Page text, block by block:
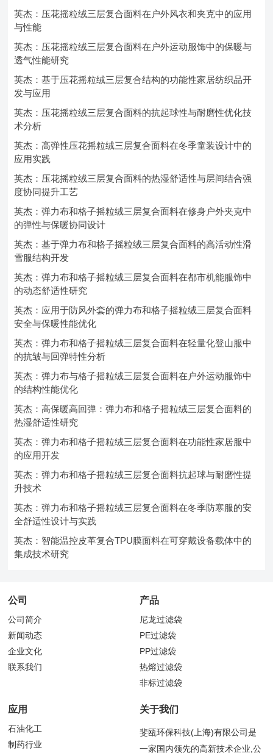
英杰：压花摇粒绒三层复合面料在户外风衣和夹克中的应用
与性能
英杰：压花摇粒绒三层复合面料在户外运动服饰中的保暖与
透气性能研究
英杰：基于压花摇粒绒三层复合结构的功能性家居纺织品开
发与应用
英杰：压花摇粒绒三层复合面料的抗起球性与耐磨性优化技
术分析
英杰：高弹性压花摇粒绒三层复合面料在冬季童装设计中的
应用实践
英杰：压花摇粒绒三层复合面料的热湿舒适性与层间结合强
度协同提升工艺
英杰：弹力布和格子摇粒绒三层复合面料在修身户外夹克中
的弹性与保暖协同设计
英杰：基于弹力布和格子摇粒绒三层复合面料的高活动性滑
雪服结构开发
英杰：弹力布和格子摇粒绒三层复合面料在都市机能服饰中
的动态舒适性研究
英杰：应用于防风外套的弹力布和格子摇粒绒三层复合面料
安全与保暖性能优化
英杰：弹力布和格子摇粒绒三层复合面料在轻量化登山服中
的抗皱与回弹特性分析
英杰：弹力布与格子摇粒绒三层复合面料在户外运动服饰中
的结构性能优化
英杰：高保暖高回弹：弹力布和格子摇粒绒三层复合面料的
热湿舒适性研究
英杰：弹力布和格子摇粒绒三层复合面料在功能性家居服中
的应用开发
英杰：弹力布和格子摇粒绒三层复合面料抗起球与耐磨性提
升技术
英杰：弹力布和格子摇粒绒三层复合面料在冬季防寒服的安
全舒适性设计与实践
英杰：智能温控皮革复合TPU膜面料在可穿戴设备载体中的
集成技术研究
公司
公司简介
新闻动态
企业文化
联系我们
产品
尼龙过滤袋
PE过滤袋
PP过滤袋
热熔过滤袋
非标过滤袋
应用
石油化工
制药行业
关于我们
斐瓯环保科技(上海)有限公司是
一家国内领先的高新技术企业,公